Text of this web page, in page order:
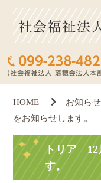
HOME お知ら
をお知らせします。
トリア 12
す。